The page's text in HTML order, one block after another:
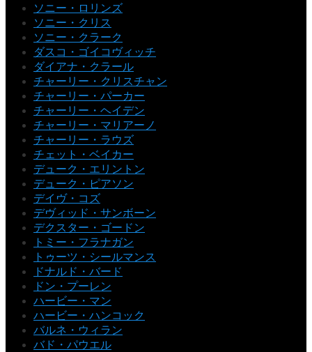
ソニー・ロリンズ
ソニー・クリス
ソニー・クラーク
ダスコ・ゴイコヴィッチ
ダイアナ・クラール
チャーリー・クリスチャン
チャーリー・パーカー
チャーリー・ヘイデン
チャーリー・マリアーノ
チャーリー・ラウズ
チェット・ベイカー
デューク・エリントン
デューク・ピアソン
デイヴ・コズ
デヴィッド・サンボーン
デクスター・ゴードン
トミー・フラナガン
トゥーツ・シールマンス
ドナルド・バード
ドン・プーレン
ハービー・マン
ハービー・ハンコック
バルネ・ウィラン
バド・パウエル